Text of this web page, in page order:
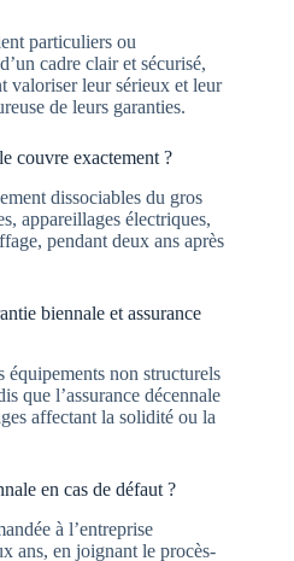
particuliers ou
cadre clair et sécurisé,
valoriser leur sérieux et leur
de leurs garanties.
couvre exactement ?
dissociables du gros
appareillages électriques,
pendant deux ans après
biennale et assurance
équipements non structurels
que l’assurance décennale
affectant la solidité ou la
en cas de défaut ?
à l’entreprise
ans, en joignant le procès-